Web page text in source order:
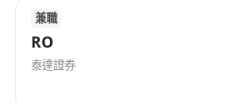
伍，团队成员拥有丰富的境外 境
洲、民银资本、农银国际、浙商
际 、联储证券国际以及摩根大通
外情况，从而 能够为客户提供更
兼職
RO
泰達證券